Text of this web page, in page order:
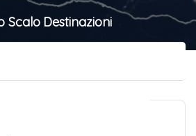
Scalo Destinazioni